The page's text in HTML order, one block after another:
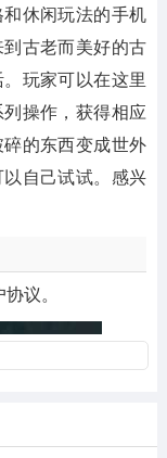
休闲玩法的手机
古老而美好的古
玩家可以在这里
操作，获得相应
的东西变成世外
自己试试。感兴
议。